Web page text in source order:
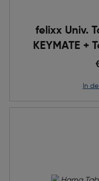
felixx Univ.
KEYMATE +
in